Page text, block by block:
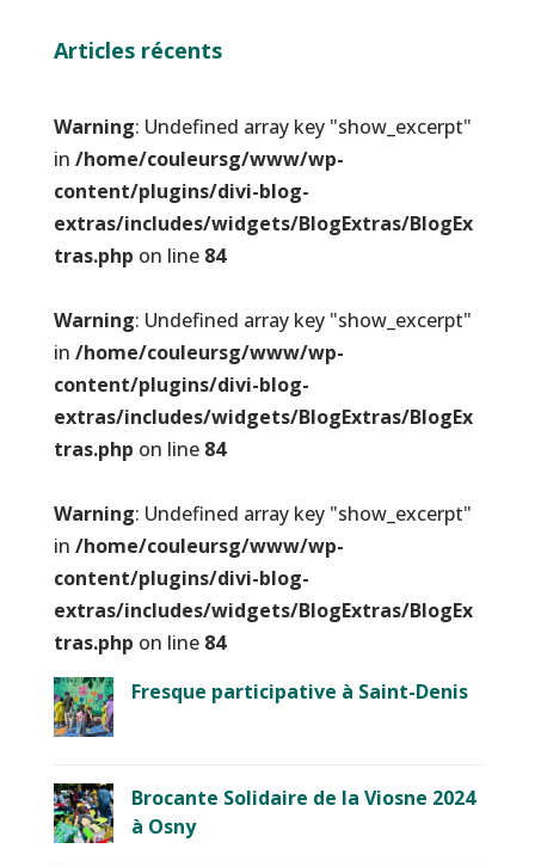
Articles récents
Warning: Undefined array key "show_excerpt"
in /home/couleursg/www/wp-
content/plugins/divi-blog-
extras/includes/widgets/BlogExtras/BlogEx
tras.php on line 84
Warning: Undefined array key "show_excerpt"
in /home/couleursg/www/wp-
content/plugins/divi-blog-
extras/includes/widgets/BlogExtras/BlogEx
tras.php on line 84
Warning: Undefined array key "show_excerpt"
in /home/couleursg/www/wp-
content/plugins/divi-blog-
extras/includes/widgets/BlogExtras/BlogEx
tras.php on line 84
Fresque participative à Saint-Denis
Brocante Solidaire de la Viosne 2024
à Osny